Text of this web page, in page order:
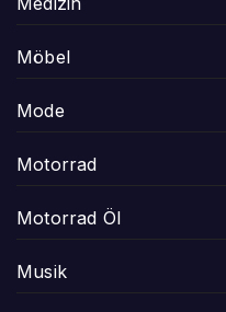
Möbel
Mode
Motorrad
Motorrad Öl
Musik